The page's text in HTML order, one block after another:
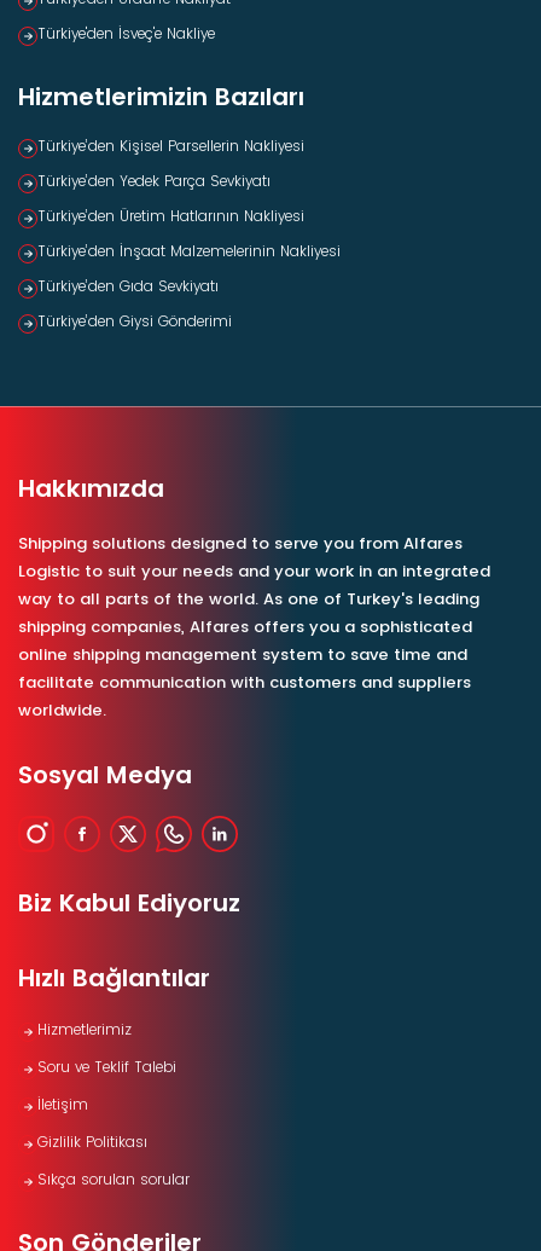
Türkiye'den İsveç'e Nakliye
Hizmetlerimizin Bazıları
Türkiye’den Kişisel Parsellerin Nakliyesi
Türkiye’den Yedek Parça Sevkiyatı
Türkiye’den Üretim Hatlarının Nakliyesi
Türkiye’den İnşaat Malzemelerinin Nakliyesi
Türkiye’den Gıda Sevkiyatı
Türkiye’den Giysi Gönderimi
Hakkımızda
Shipping solutions designed to serve you from Alfares
Logistic to suit your needs and your work in an integrated
way to all parts of the world. As one of Turkey's leading
shipping companies, Alfares offers you a sophisticated
online shipping management system to save time and
facilitate communication with customers and suppliers
worldwide.
Sosyal Medya
Biz Kabul Ediyoruz
Hızlı Bağlantılar
Hizmetlerimiz
Soru ve Teklif Talebi
İletişim
Gizlilik Politikası
Sıkça sorulan sorular
Son Gönderiler